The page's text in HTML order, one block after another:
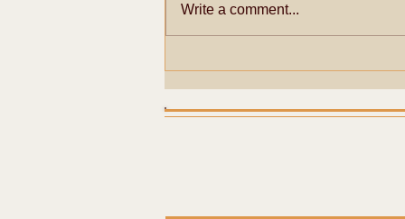
Pazhayarai Vadathali
Dharmapureeswarar
Write a comment...